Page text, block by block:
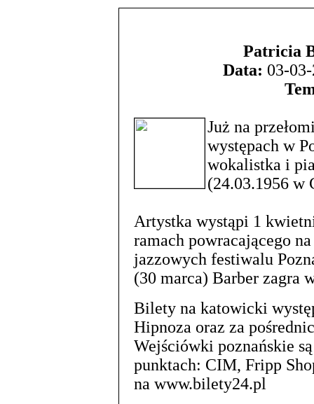
Patricia
Data: 03-
Już na
występach w
wokalistka i
(24.03.1956 w
Artystka wystąpi 1
ramach powracającego
jazzowych festiwalu
(30 marca) Barber zagra
Bilety na katowicki
Hipnoza oraz za
Wejściówki poznańskie
punktach: CIM, Fripp
na www.bilety24.pl